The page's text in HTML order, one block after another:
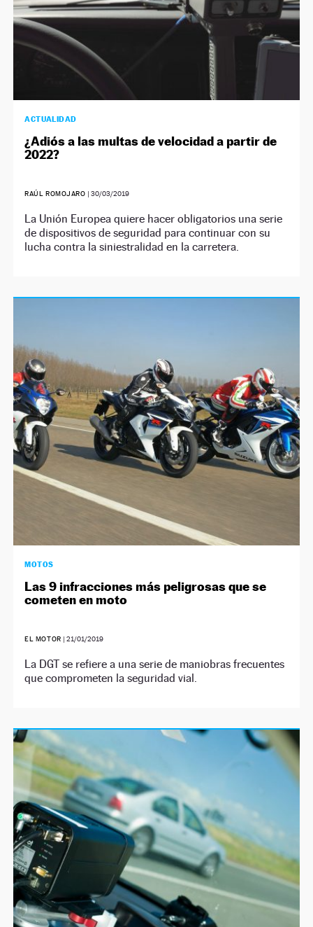
ACTUALIDAD
¿Adiós a las multas de velocidad a partir de
2022?
RAÚL ROMOJARO | 30/03/2019
La Unión Europea quiere hacer obligatorios una serie
de dispositivos de seguridad para continuar con su
lucha contra la siniestralidad en la carretera.
MOTOS
Las 9 infracciones más peligrosas que se
cometen en moto
EL MOTOR | 21/01/2019
La DGT se refiere a una serie de maniobras frecuentes
que comprometen la seguridad vial.